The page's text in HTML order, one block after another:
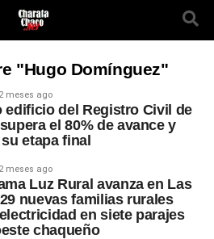
"Hugo Domínguez"
2 meses ago
edificio del Registro Civil de
el 80% de avance y
etapa final
2 meses ago
Luz Rural avanza en Las
nuevas familias rurales
en siete parajes
chaqueño